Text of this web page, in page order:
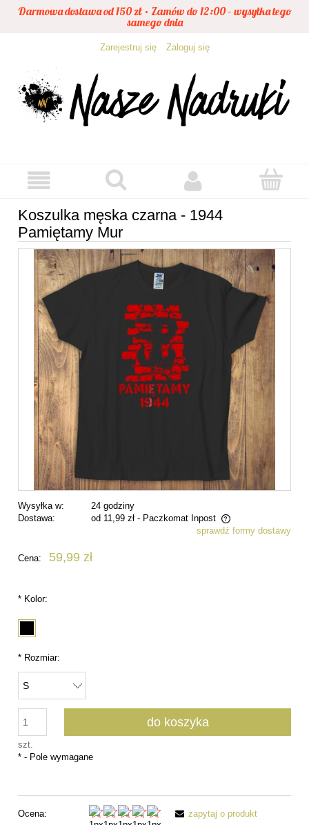
Darmowa dostawa od 150 zł • Zamów do 12:00 – wysyłka tego
samego dnia
Zarejestruj się Zaloguj się
Koszulka męska czarna - 1944
Pamiętamy Mur
Wysyłka w:
24 godziny
Dostawa:
od 11,99 zł - Paczkomat Inpost
Cena nie zawiera ewentualnych kosztów płatnościsprawdź formy dostawy
Cena: 59,99 zł
* Kolor:
* Rozmiar:
szt.
do koszyka
* - Pole wymagane
Ocena:
zapytaj o produkt